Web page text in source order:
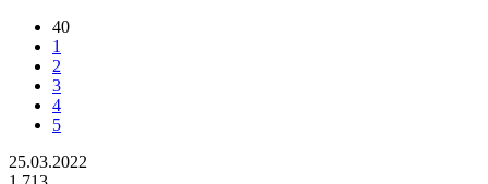
40
1
2
3
4
5
25.03.2022